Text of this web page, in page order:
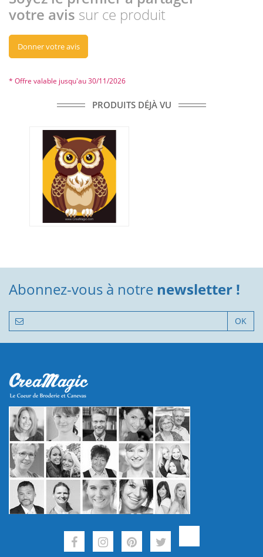
votre avis sur ce produit
Donner votre avis
* Offre valable jusqu'au 30/11/2026
PRODUITS DÉJÀ VU
Abonnez-vous à notre newsletter !
OK